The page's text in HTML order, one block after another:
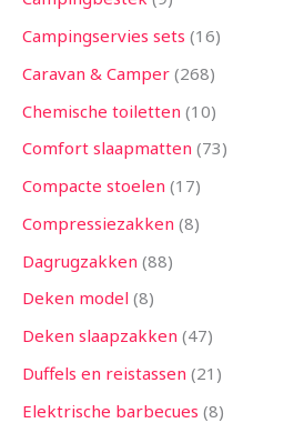
Campingservies sets 16
Caravan & Camper 268
Chemische toiletten 10
Comfort slaapmatten 73
Compacte stoelen 17
Compressiezakken 8
Dagrugzakken 88
Deken model 8
Deken slaapzakken 47
Duffels en reistassen 21
Elektrische barbecues 8